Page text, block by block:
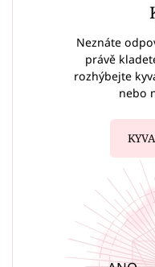
Neznáte
právě
rozhýbejte
nebo